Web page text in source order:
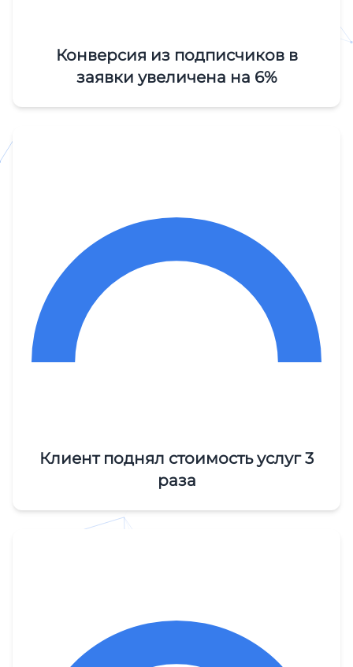
Конверсия из подписчиков в
заявки увеличена на 6%
Клиент поднял стоимость услуг 3
раза